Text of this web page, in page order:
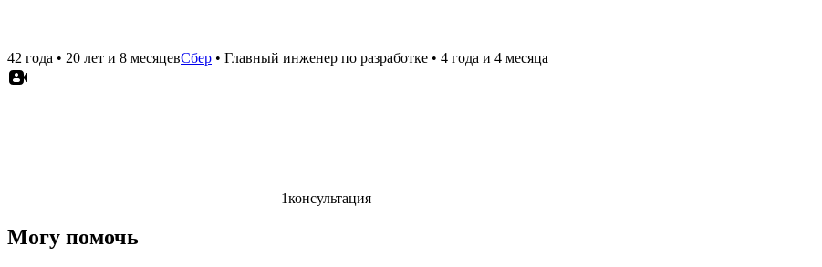
42 года • 20 лет и 8 месяцевСбер • Главный инженер по разработке • 4 года и 4 месяца
1консультация
Могу помочь